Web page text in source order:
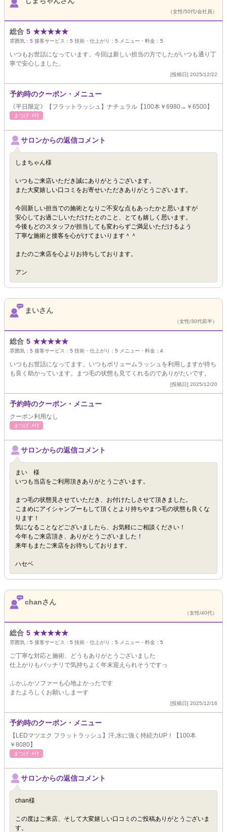
（女性/50代/会社員）
総合 5 ★★★★★
雰囲気： 5 接客サービス： 5 技術・仕上がり： 5 メニュー・料金： 5
いつもお世話になっています。今回は新しい担当の方でしたがいつも通り丁
寧で安心しました。
[投稿日] 2025/12/22
予約時のクーポン・メニュー
《平日限定》【フラットラッシュ】ナチュラル【100本￥6980→￥6500】
まつげ･ﾒｲｸ
サロンからの返信コメント
しまちゃん様
いつもご来店いただき誠にありがとうございます。
また大変嬉しい口コミをお寄せいただきありがとうございます。
今回新しい担当での施術となりご不安な点もあったかと思いますが
安心してお過ごしいただけたとのこと、とても嬉しく思います。
今後もどのスタッフが担当しても変わらずご満足いただけるよう
丁寧な施術と接客を心がけてまいります＾＾
またのご来店を心よりお待ちしております。
アン
まいさん
（女性/30代前半）
総合 5 ★★★★★
雰囲気： 5 接客サービス： 5 技術・仕上がり： 5 メニュー・料金： 4
いつもお世話になってます。いつもボリュームラッシュを利用しますが待ち
も良く助かっています。まつ毛の状態も見てくれるのでありがたいです。
[投稿日] 2025/12/20
予約時のクーポン・メニュー
クーポン利用なし
まつげ･ﾒｲｸ
サロンからの返信コメント
まい 様
いつも当店をご利用頂きありがとうございます。
まつ毛の状態見させていただき、お付けたしさせて頂きました。
こまめにアイシャンプーもして頂くとより持ちやまつ毛の状態も良くな
ります！
気になることなどございましたら、お気軽にご相談ください！
今年もご来店頂き、ありがとうございました！
来年もまたご来店をお待ちしております。
ハセベ
chanさん
（女性/40代）
総合 5 ★★★★★
雰囲気： 5 接客サービス： 5 技術・仕上がり： 5 メニュー・料金： 5
ご丁寧な対応と施術、どうもありがとうございました
仕上がりもバッチリで気持ちよく年末迎えられそうですっ
ふかふかソファーも心地よかったです
またよろしくお願いしまーす
[投稿日] 2025/12/16
予約時のクーポン・メニュー
【LEDマツエク フラットラッシュ】汗,水に強く持続力UP！【100本
￥8080】
まつげ･ﾒｲｸ
サロンからの返信コメント
chan様
この度はご来店、そして大変嬉しい口コミのご投稿ありがとうございま
す。